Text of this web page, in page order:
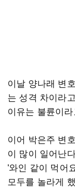
이날 양나래 변
는 성격 차이라
이유는 불륜이
이어 박은주 변
이 많이 일어난
'와인 같이 먹어
모두를 놀라게